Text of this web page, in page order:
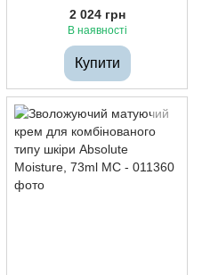
2 024 грн
В наявності
Купити